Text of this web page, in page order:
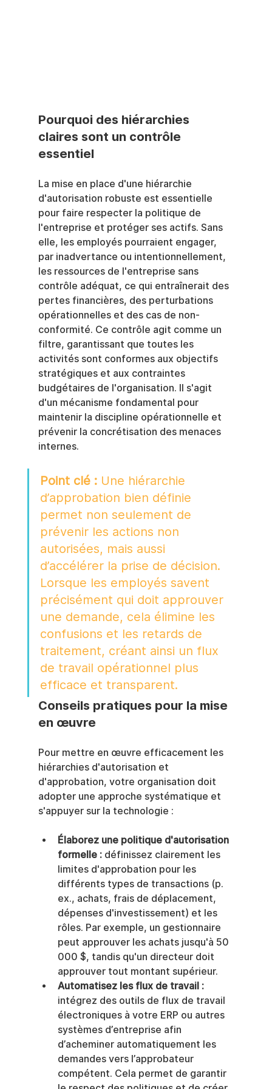
Pourquoi des hiérarchies
claires sont un contrôle
essentiel
La mise en place d'une hiérarchie
d'autorisation robuste est essentielle
pour faire respecter la politique de
l'entreprise et protéger ses actifs. Sans
elle, les employés pourraient engager,
par inadvertance ou intentionnellement,
les ressources de l'entreprise sans
contrôle adéquat, ce qui entraînerait des
pertes financières, des perturbations
opérationnelles et des cas de non-
conformité. Ce contrôle agit comme un
filtre, garantissant que toutes les
activités sont conformes aux objectifs
stratégiques et aux contraintes
budgétaires de l'organisation. Il s'agit
d'un mécanisme fondamental pour
maintenir la discipline opérationnelle et
prévenir la concrétisation des menaces
internes.
Point clé : Une hiérarchie
d’approbation bien définie
permet non seulement de
prévenir les actions non
autorisées, mais aussi
d’accélérer la prise de décision.
Lorsque les employés savent
précisément qui doit approuver
une demande, cela élimine les
confusions et les retards de
traitement, créant ainsi un flux
de travail opérationnel plus
efficace et transparent.
Conseils pratiques pour la mise
en œuvre
Pour mettre en œuvre efficacement les
hiérarchies d'autorisation et
d'approbation, votre organisation doit
adopter une approche systématique et
s'appuyer sur la technologie :
Élaborez une politique d'autorisation
formelle : définissez clairement les
limites d'approbation pour les
différents types de transactions (p.
ex., achats, frais de déplacement,
dépenses d'investissement) et les
rôles. Par exemple, un gestionnaire
peut approuver les achats jusqu'à 50
000 $, tandis qu'un directeur doit
approuver tout montant supérieur.
Automatisez les flux de travail :
intégrez des outils de flux de travail
électroniques à votre ERP ou autres
systèmes d’entreprise afin
d’acheminer automatiquement les
demandes vers l’approbateur
compétent. Cela permet de garantir